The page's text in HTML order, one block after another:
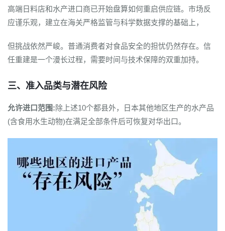
高端日料店和水产进口商已开始盘算如何重启供应链。市场反
应谨乐观，建立在海关严格监管与科学数据支撑的基础上，
但挑战依然严峻。普通消费者对食品安全的担忧仍然存在。信
任重建是一个漫长过程，需要时间与技术保障的双重加持。
三、准入品类与潜在风险
允许进口范围:除上述10个都县外，日本其他地区生产的水产品
(含食用水生动物)在满足全部条件后可恢复对华出口。